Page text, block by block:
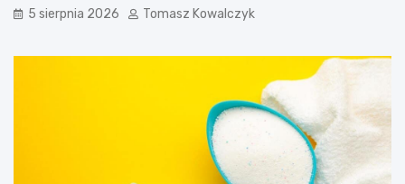
5 sierpnia 2026 Tomasz Kowalczyk